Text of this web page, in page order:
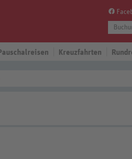
Pauschalreisen Kreuzfahrten